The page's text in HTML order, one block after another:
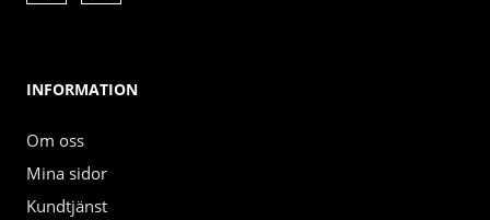
INFORMATION
Om oss
Mina sidor
Kundtjänst